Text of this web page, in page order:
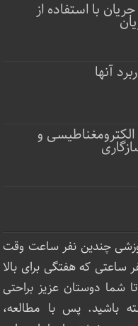
با استفاده از
آنها
الکترومغناطیسی و
چندین نفر ساعت‌ وقت
ساعتی که هفتگی برای بالا
دوستان عزیز براحتی
باشید. پس با مطالعه،